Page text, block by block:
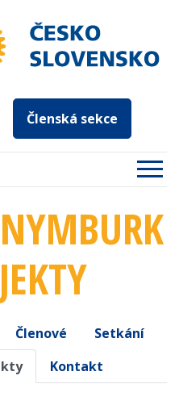
Členská sekce
Členové
Setkání
Kontakt